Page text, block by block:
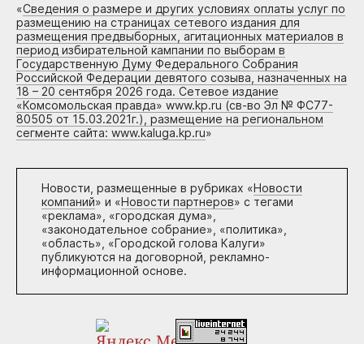
«Сведения о размере и других условиях оплаты услуг по
размещению на страницах сетевого издания для
размещения предвыборных, агитационных материалов в
период избирательной кампании по выборам в
Государственную Думу Федерального Собрания
Российской Федерации девятого созыва, назначенных на
18 – 20 сентября 2026 года. Сетевое издание
«Комсомольская правда» www.kp.ru (св-во Эл № ФС77-
80505 от 15.03.2021г.), размещение на региональном
сегменте сайта: www.kaluga.kp.ru»
Новости, размещенные в рубриках «Новости
компаний» и «Новости партнеров» с тегами
«реклама», «городская дума»,
«законодательное собрание», «политика»,
«область», «Городской голова Калуги»
публикуются на договорной, рекламно-
информационной основе.